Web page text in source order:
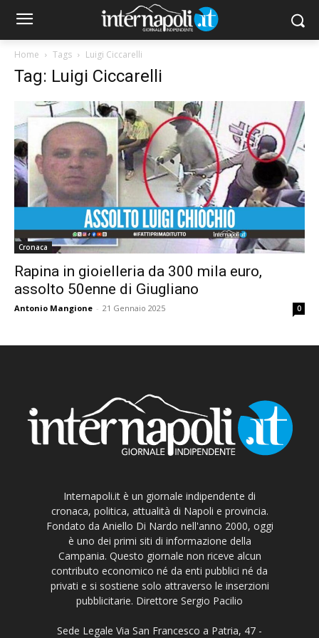
Home Tags Luigi Ciccarelli
Tag: Luigi Ciccarelli
Cronaca
Rapina in gioielleria da 300 mila euro,
assolto 50enne di Giugliano
Antonio Mangione - 21 Gennaio 2025 0
Internapoli.it è un giornale indipendente di
cronaca, politica, attualità di Napoli e provincia.
Fondato da Aniello Di Nardo nell'anno 2000, oggi
è uno dei primi siti di informazione della
Campania. Questo giornale non riceve alcun
contributo economico né da enti pubblici né da
privati e si sostiene solo attraverso le inserzioni
pubblicitarie. Direttore Sergio Pacilio
Sede Legale Via San Francesco a Patria, 47 -